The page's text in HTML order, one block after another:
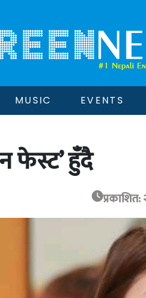
MUSIC EVENTS
फेस्ट’ हुँदै
प्रकाशित: